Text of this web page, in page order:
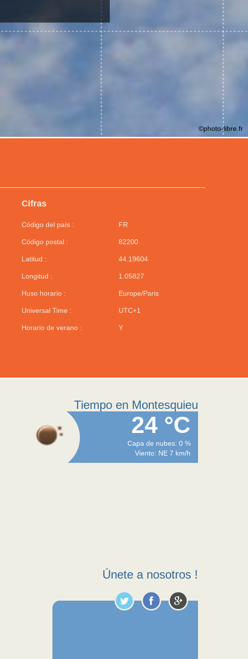
Cifras
Código del país : FR
Código postal : 82200
Latitud : 44.19604
Longitud : 1.05827
Huso horario : Europe/Paris
Universal Time : UTC+1
Horario de verano : Y
©photo-libre.fr
Tiempo en Montesquieu
24 °C
Capa de nubes: 0 %
Viento: NE 7 km/h
Únete a nosotros !